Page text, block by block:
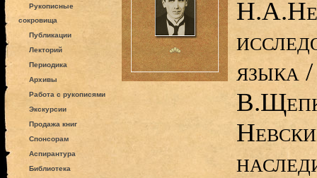
Рукописные
сокровища
Публикации
Лекторий
Периодика
Архивы
Работа с рукописями
Экскурсии
Продажа книг
Спонсорам
Аспирантура
Библиотека
языка